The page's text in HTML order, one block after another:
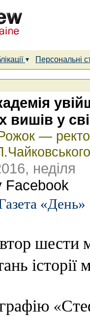
Персональні
вишів у
—
неділя
Facebook
«День»
шести